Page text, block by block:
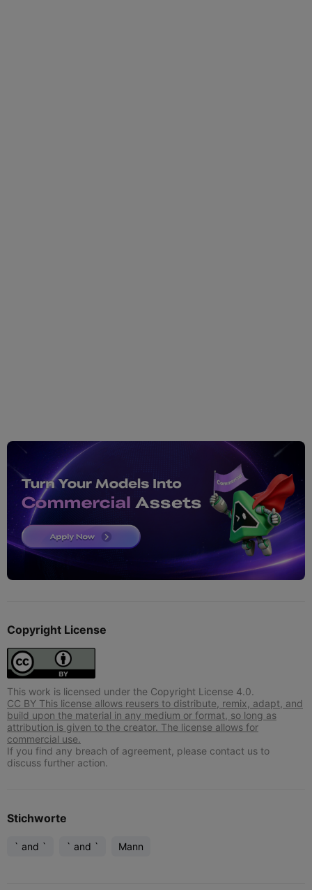
Copyright License
This work is licensed under the Copyright License 4.0.
CC BY This license allows reusers to distribute, remix, adapt, and
build upon the material in any medium or format, so long as
attribution is given to the creator. The license allows for
commercial use.
If you find any breach of agreement, please contact us to
discuss further action.
Stichworte
` and ` ` and ` Mann